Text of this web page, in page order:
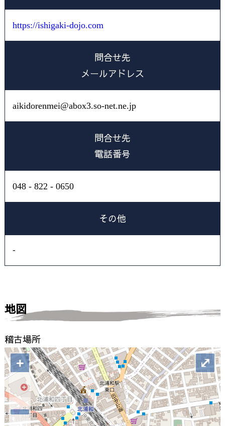
https://ishigaki-dojo.com
問合せ先
メールアドレス
aikidorenmei@abox3.so-net.ne.jp
問合せ先
電話番号
048 - 822 - 0650
その他
-
地図
稽古場所
+ ⤢